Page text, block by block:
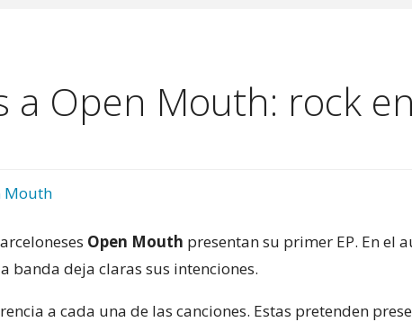
a Open Mouth: rock
Mouth
Open Mouth presentan su primer EP. En el
banda deja claras sus intenciones.
a cada una de las canciones. Estas pretenden